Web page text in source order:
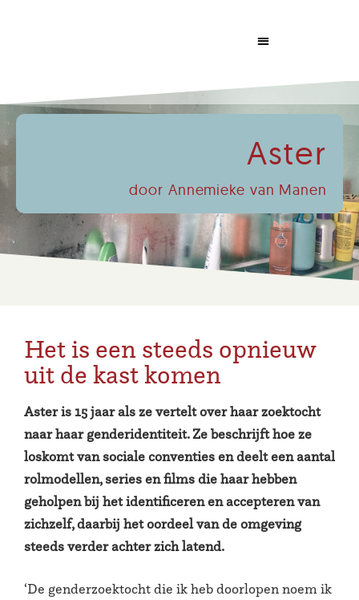
Aster
door Annemieke van Manen
Het is een steeds opnieuw
uit de kast komen
Aster is 15 jaar als ze vertelt over haar zoektocht
naar haar genderidentiteit. Ze beschrijft hoe ze
loskomt van sociale conventies en deelt een aantal
rolmodellen, series en films die haar hebben
geholpen bij het identificeren en accepteren van
zichzelf, daarbij het oordeel van de omgeving
steeds verder achter zich latend.
‘De genderzoektocht die ik heb doorlopen noem ik